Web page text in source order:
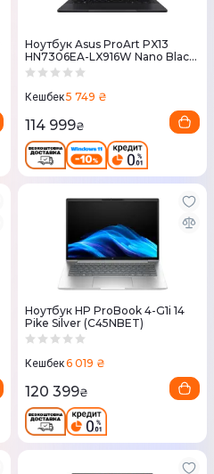
Ноутбук Asus ProArt PX13
HN7306EA-LX916W Nano Black
(90NB17X1-M000Y0)
Кешбек5 749 ₴
114 999₴
Ноутбук HP ProBook 4-G1i 14
Pike Silver (C45NBET)
Кешбек6 019 ₴
120 399₴